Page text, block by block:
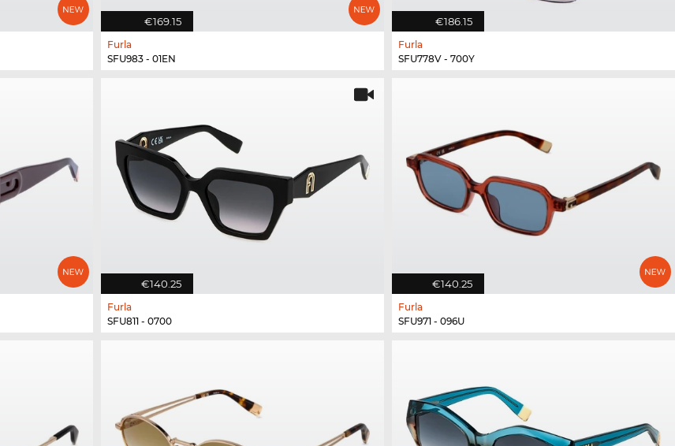
€169.15
Furla
SFU983 - 01EN
€186.15
Furla
SFU778V - 700Y
€140.25
Furla
SFU811 - 0700
€140.25
Furla
SFU971 - 096U